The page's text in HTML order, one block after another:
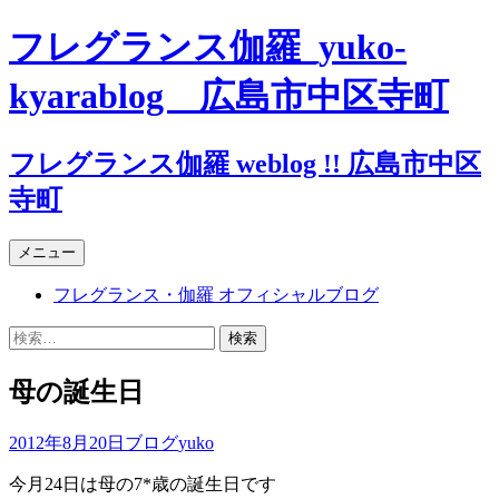
コ
ン
テ
ン
へ
ス
キ
プ
フレグランス伽羅_yuko-
kyarablog 広島市中区寺町
フレグランス伽羅 weblog !! 広島市中区
寺町
メニュー
フレグランス・伽羅 オフィシャルブログ
検
母の誕生日
2012年8月20日 ブログyuko
今月24日は母の7*歳の誕生日です